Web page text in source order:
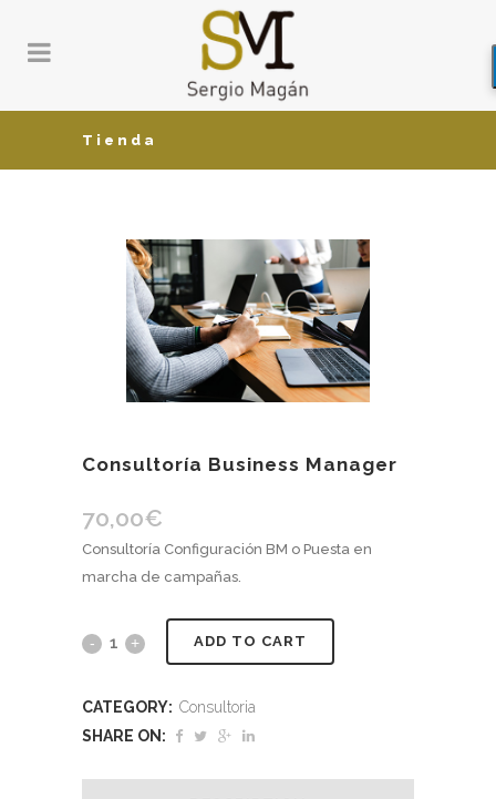
Tienda
Consultoría Business Manager
70,00€
Consultoría Configuración BM o Puesta en
marcha de campañas.
ADD TO CART
CATEGORY: Consultoria
SHARE ON: